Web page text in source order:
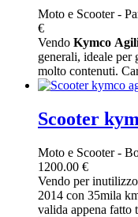
Moto e Scooter-
€
Vendo Kymco
generali, ideale per
molto contenuti.
Scooter
Moto e Scooter-
1200.00 €
Vendo per
2014 con 35mila
valida appena fatto